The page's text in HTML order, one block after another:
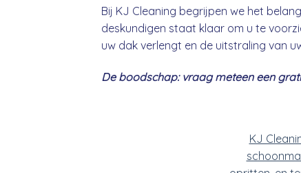
Bij KJ Cleaning begrijpen we het
deskundigen staat klaar om u te
uw dak verlengt en de uitstraling van
De boodschap: vraag meteen een
KJ